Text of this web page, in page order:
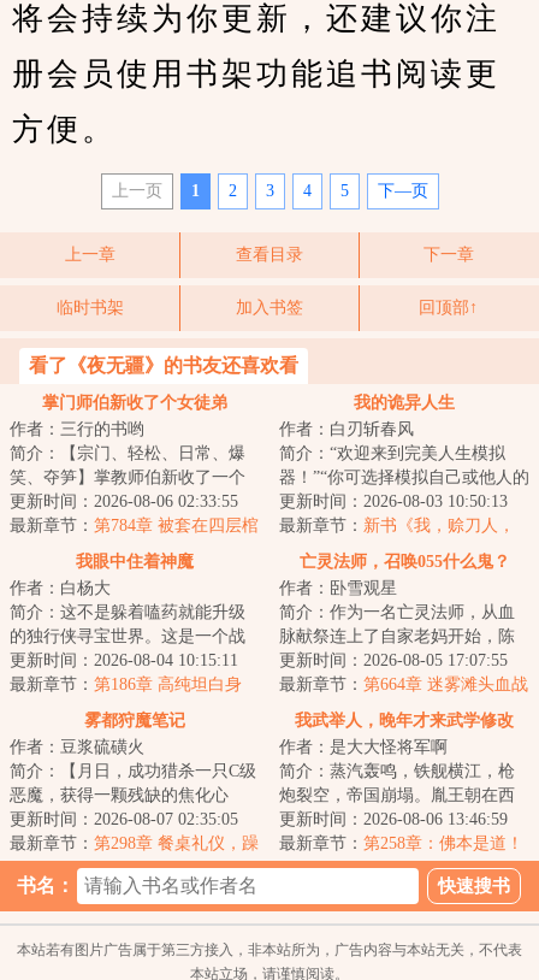
将会持续为你更新，还建议你注
册会员使用书架功能追书阅读更
方便。
上一页 1 2 3 4 5 下—页
上一章 查看目录 下一章
临时书架 加入书签 回顶部↑
看了《夜无疆》的书友还喜欢看
掌门师伯新收了个女徒弟
作者：三行的书哟
简介：【宗门、轻松、日常、爆
笑、夺笋】掌教师伯新收了一个
女徒弟。她很漂亮，让无数人为
之神往。直至周...
更新时间：2026-08-06 02:33:55
最新章节： 第784章 被套在四层棺
椁中的人
我的诡异人生
作者：白刃斩春风
简介：“欢迎来到完美人生模拟
器！”“你可选择模拟自己或他人的
人生，以此寻求诸多人生难题的
解决方案！...
更新时间：2026-08-03 10:50:13
最新章节： 新书《我，赊刀人，
斗鬼神》已发
我眼中住着神魔
作者：白杨大
简介：这不是躲着嗑药就能升级
的独行侠寻宝世界。这是一个战
队为王、团战对决的群像玄幻世
界……撩你，是...
更新时间：2026-08-04 10:15:11
最新章节： 第186章 高纯坦白身
份，画大饼
亡灵法师，召唤055什么鬼？
作者：卧雪观星
简介：作为一名亡灵法师，从血
脉献祭连上了自家老妈开始，陈
默的画风就彻底走歪了。别人召
唤僵尸，我家骷...
更新时间：2026-08-05 17:07:55
最新章节： 第664章 迷雾滩头血战
领主豁然开朗 瀚海漫卷红旗
雾都狩魔笔记
作者：豆浆硫磺火
简介：【月日，成功猎杀一只C级
恶魔，获得一颗残缺的焦化心
脏，灵性升华。】【月日，成功
猎杀一只温迪戈...
更新时间：2026-08-07 02:35:05
最新章节： 第298章 餐桌礼仪，躁
动的奇诺牌（二合一）
我武举人，晚年才来武学修改
器！
作者：是大大怪将军啊
简介：蒸汽轰鸣，铁舰横江，枪
炮裂空，帝国崩塌。胤王朝在西
洋巨舰与不可名状之力的交织下
崩解，自此龙脉...
更新时间：2026-08-06 13:46:59
最新章节： 第258章：佛本是道！
建立佛国！怜生古佛神魂？
书名：
本站若有图片广告属于第三方接入，非本站所为，广告内容与本站无关，不代表
本站立场，请谨慎阅读。